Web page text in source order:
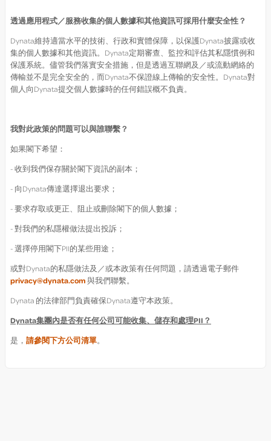
透過應用程式／服務收集的個人數據和其他資訊可採用什麼安全性？
Dynata維持適當水平的技術、行政和實體保障，以保護Dynata披露或收
集的個人數據和其他資訊。Dynata定期審查、監控和評估其私隱慣例和
保護系統。儘管我們落實安全措施，但是透過互聯網及／或流動網絡的
傳輸並不是完全安全的，而Dynata不保證線上傳輸的安全性。Dynata對
個人向Dynata提交個人數據時的任何錯誤概不負責。
我對此政策的問題可以與誰聯繫？
如果閣下希望：
- 收到我們保存關於閣下資訊的副本；
- 向Dynata傳達選擇退出要求；
- 要求存取或更正、阻止或刪除閣下的個人數據；
- 對我們的私隱權做法提出投訴；
- 選擇停用閣下PII的某些用途；
或對Dynata的私隱做法及／或本政策有任何問題，請透過電子郵件
privacy@dynata.com與我們聯繫。
Dynata 的法律部門負責確保Dynata遵守本政策。
Dynata集團內是否有任何公司可能收集、儲存和處理PII ？
是， 請參閱下方公司清單。